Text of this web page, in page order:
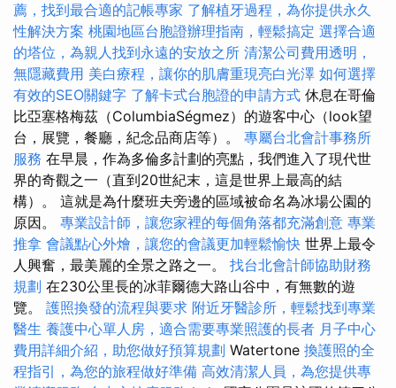
薦，找到最合適的記帳專家 了解植牙過程，為你提供永久
性解決方案 桃園地區台胞證辦理指南，輕鬆搞定 選擇合適
的塔位，為親人找到永遠的安放之所 清潔公司費用透明，
無隱藏費用 美白療程，讓你的肌膚重現亮白光澤 如何選擇
有效的SEO關鍵字 了解卡式台胞證的申請方式 休息在哥倫
比亞塞格梅茲（ColumbiaSégmez）的遊客中心（look望
台，展覽，餐廳，紀念品商店等）。 專屬台北會計事務所
服務 在早晨，作為多倫多計劃的亮點，我們進入了現代世
界的奇觀之一（直到20世紀末，這是世界上最高的結
構）。 這就是為什麼班夫旁邊的區域被命名為冰場公園的
原因。 專業設計師，讓您家裡的每個角落都充滿創意 專業
推拿 會議點心外燴，讓您的會議更加輕鬆愉快 世界上最令
人興奮，最美麗的全景之路之一。 找台北會計師協助財務
規劃 在230公里長的冰菲爾德大路山谷中，有無數的遊
覽。 護照換發的流程與要求 附近牙醫診所，輕鬆找到專業
醫生 養護中心單人房，適合需要專業照護的長者 月子中心
費用詳細介紹，助您做好預算規劃 Watertone 換護照的全
程指引，為您的旅程做好準備 高效清潔人員，為您提供專